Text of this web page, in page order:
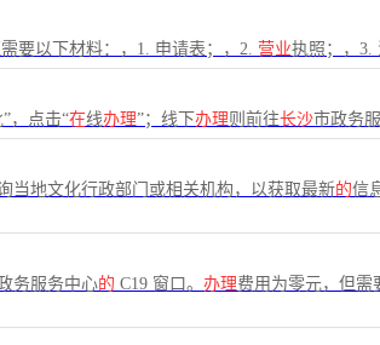
需要以下材料：，1. 申请表；，2. 营业执照；，3.
，点击“在线办理”；线下办理则前往长沙市政务
当地文化行政部门或相关机构，以获取最新的信
务服务中心的 C19 窗口。 办理费用为零元，但需